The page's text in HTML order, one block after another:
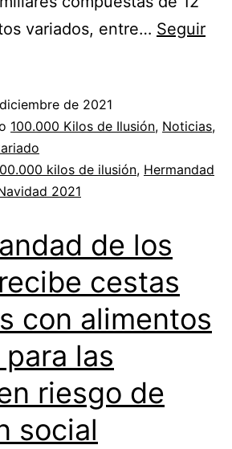
variados, entre… Seguir
de 2021
100.000 Kilos de Ilusión, Noticias,
kilos de ilusión, Hermandad
2021
de los
cestas
con alimentos
las
riesgo de
social